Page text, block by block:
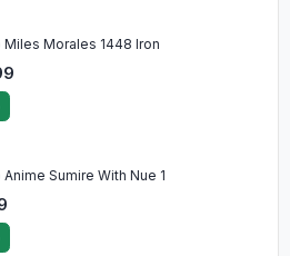
Miles Morales 1448 Iron
Sumire With Nue 1